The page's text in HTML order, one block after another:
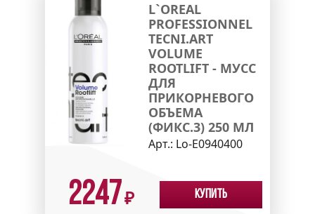
L`OREAL
PROFESSIONNEL
TECNI.ART
VOLUME
ROOTLIFT - МУСС
ДЛЯ
ПРИКОРНЕВОГО
ОБЪЕМА
(ФИКС.3) 250 МЛ
Арт.: Lo-E0940400
2247₽ Купить